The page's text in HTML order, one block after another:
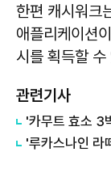
한편 캐시워크
애플리케이션
시를 획득할 수
관련기사
'카무트 효소 3
'루카스나인 라